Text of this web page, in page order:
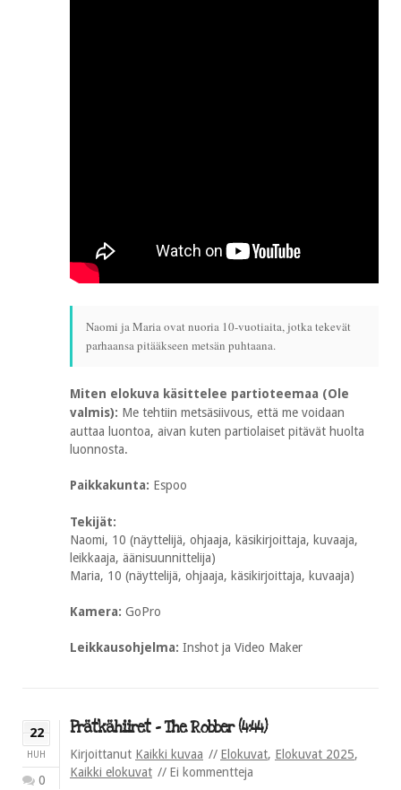
Naomi ja Maria ovat nuoria 10-vuotiaita, jotka tekevät
parhaansa pitääkseen metsän puhtaana.
Miten elokuva käsittelee partioteemaa (Ole
valmis): Me tehtiin metsäsiivous, että me voidaan
auttaa luontoa, aivan kuten partiolaiset pitävät huolta
luonnosta.
Paikkakunta: Espoo
Tekijät:
Naomi, 10 (näyttelijä, ohjaaja, käsikirjoittaja, kuvaaja,
leikkaaja, äänisuunnittelija)
Maria, 10 (näyttelijä, ohjaaja, käsikirjoittaja, kuvaaja)
Kamera: GoPro
Leikkausohjelma: Inshot ja Video Maker
22
HUH
0
Prätkähiiret – The Robber (4:44)
Kirjoittanut Kaikki kuvaa Elokuvat, Elokuvat 2025,
Kaikki elokuvat
Ei kommentteja